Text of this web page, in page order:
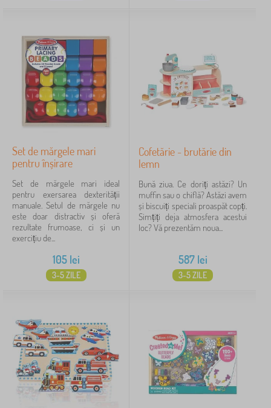
Set de mărgele mari
pentru înșirare
Set de mărgele mari ideal
pentru exersarea dexterității
manuale. Setul de mărgele nu
este doar distractiv și oferă
rezultate frumoase, ci și un
exercițiu de...
105lei
3-5 ZILE
Cofetărie - brutărie din
lemn
Bună ziua. Ce doriți astăzi? Un
muffin sau o chiflă? Astăzi avem
și biscuiți speciali proaspăt copți.
Simțiți deja atmosfera acestui
loc? Vă prezentăm noua...
587lei
3-5 ZILE